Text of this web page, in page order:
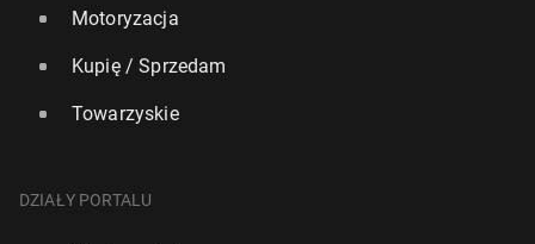
Motoryzacja
Kupię / Sprzedam
Towarzyskie
DZIAŁY PORTALU